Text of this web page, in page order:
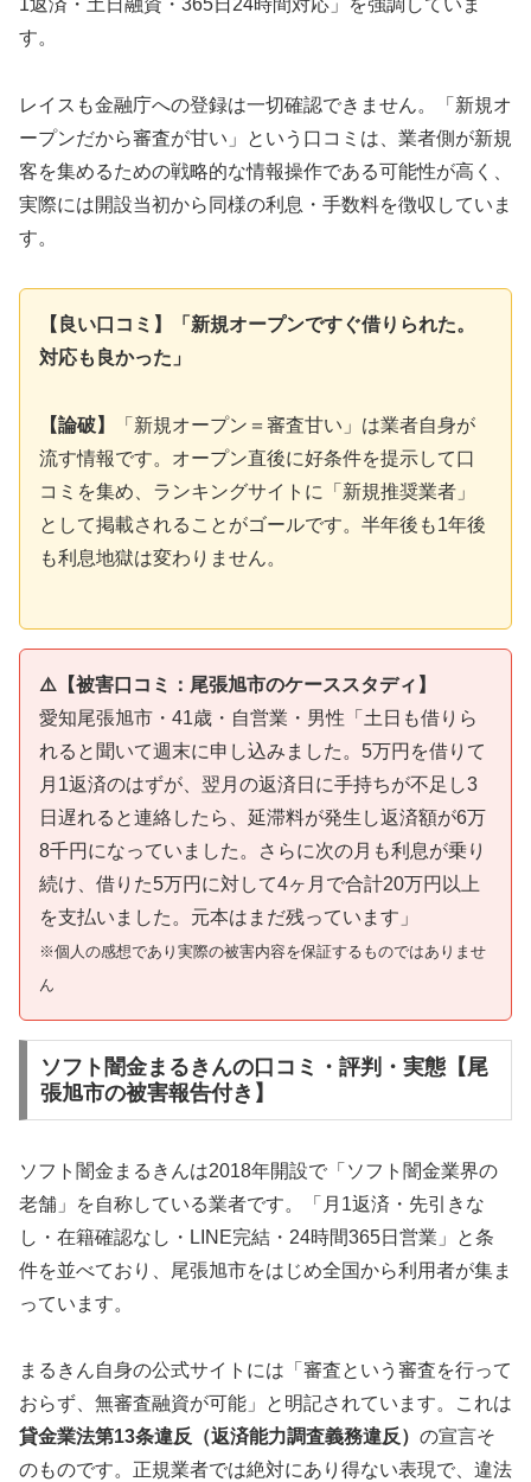
す。
レイスも金融庁への登録は一切確認できません。「新規オ
ープンだから審査が甘い」という口コミは、業者側が新規
客を集めるための戦略的な情報操作である可能性が高く、
実際には開設当初から同様の利息・手数料を徴収していま
す。
【良い口コミ】「新規オープンですぐ借りられた。
対応も良かった」
【論破】
「新規オープン＝審査甘い」は業者自身が
流す情報です。オープン直後に好条件を提示して口
コミを集め、ランキングサイトに「新規推奨業者」
として掲載されることがゴールです。半年後も1年後
も利息地獄は変わりません。
⚠️【被害口コミ：尾張旭市のケーススタディ】
愛知尾張旭市・41歳・自営業・男性「土日も借りら
れると聞いて週末に申し込みました。5万円を借りて
月1返済のはずが、翌月の返済日に手持ちが不足し3
日遅れると連絡したら、延滞料が発生し返済額が6万
8千円になっていました。さらに次の月も利息が乗り
続け、借りた5万円に対して4ヶ月で合計20万円以上
を支払いました。元本はまだ残っています」
※個人の感想であり実際の被害内容を保証するものではありませ
ん
ソフト闇金まるきんの口コミ・評判・実態【尾
張旭市の被害報告付き】
ソフト闇金まるきんは2018年開設で「ソフト闇金業界の
老舗」を自称している業者です。「月1返済・先引きな
し・在籍確認なし・LINE完結・24時間365日営業」と条
件を並べており、尾張旭市をはじめ全国から利用者が集ま
っています。
まるきん自身の公式サイトには「審査という審査を行って
おらず、無審査融資が可能」と明記されています。これは
貸金業法第13条違反（返済能力調査義務違反） の宣言そ
のものです。正規業者では絶対にあり得ない表現で、違法